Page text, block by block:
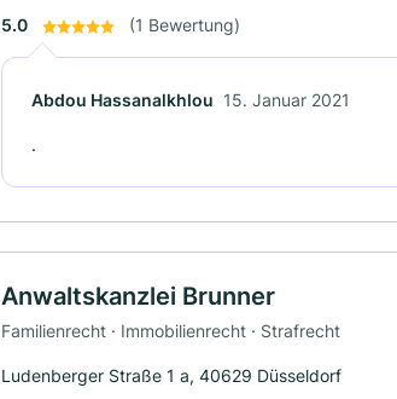
5.0 (1 Bewertung)
Abdou Hassanalkhlou 15. Januar 2021
.
Anwaltskanzlei Brunner
Familienrecht · Immobilienrecht · Strafrecht
Ludenberger Straße 1 a, 40629 Düsseldorf